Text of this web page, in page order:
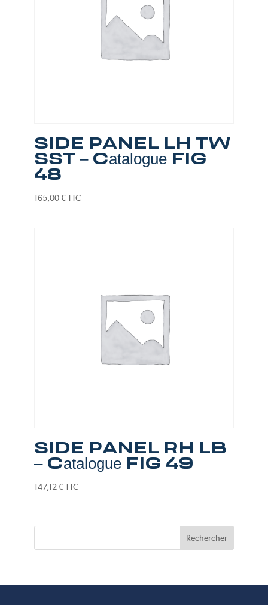
SIDE PANEL LH TW
SST – Catalogue FIG
48
165,00€ TTC
SIDE PANEL RH LB
– Catalogue FIG 49
147,12€ TTC